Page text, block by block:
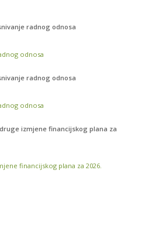
radnog odnosa
odnosa
radnog odnosa
odnosa
izmjene financijskog plana za
financijskog plana za 2026.